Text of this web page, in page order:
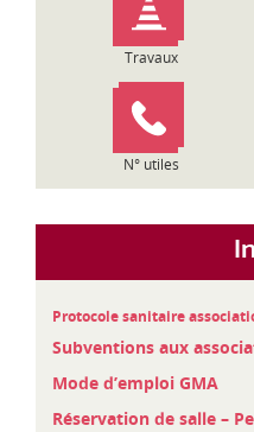
Travaux
N° utiles
Protocole sanitaire
Subventions aux
Mode d’emploi GMA
Réservation de salle –